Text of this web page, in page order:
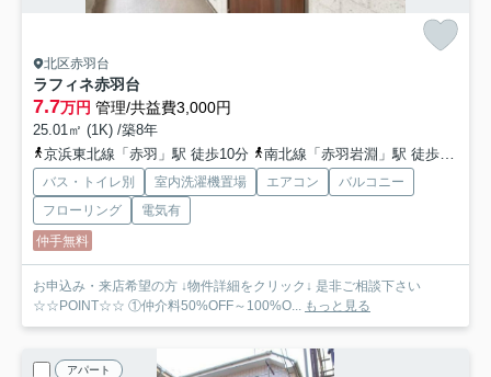
北区赤羽台
ラフィネ赤羽台
7.7万円 管理/共益費3,000円
25.01㎡ (1K) /築8年
京浜東北線「赤羽」駅 徒歩10分
南北線「赤羽岩淵」駅 徒歩10分
バス・トイレ別 室内洗濯機置場 エアコン
バルコニー
フローリング
電気有
仲手無料
お申込み・来店希望の方 ↓物件詳細をクリック↓ 是非ご相談下さい
☆☆POINT☆☆ ①仲介料50%OFF～100%O... もっと見る
アパート